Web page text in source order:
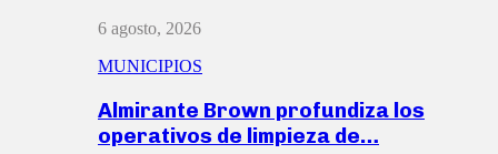
6 agosto, 2026
MUNICIPIOS
Almirante Brown profundiza los
operativos de limpieza de…